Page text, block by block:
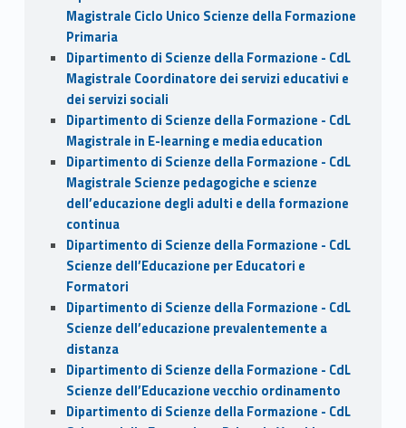
Magistrale Ciclo Unico Scienze della Formazione
Primaria
Dipartimento di Scienze della Formazione - CdL
Magistrale Coordinatore dei servizi educativi e
dei servizi sociali
Dipartimento di Scienze della Formazione - CdL
Magistrale in E-learning e media education
Dipartimento di Scienze della Formazione - CdL
Magistrale Scienze pedagogiche e scienze
dell’educazione degli adulti e della formazione
continua
Dipartimento di Scienze della Formazione - CdL
Scienze dell’Educazione per Educatori e
Formatori
Dipartimento di Scienze della Formazione - CdL
Scienze dell’educazione prevalentemente a
distanza
Dipartimento di Scienze della Formazione - CdL
Scienze dell’Educazione vecchio ordinamento
Dipartimento di Scienze della Formazione - CdL